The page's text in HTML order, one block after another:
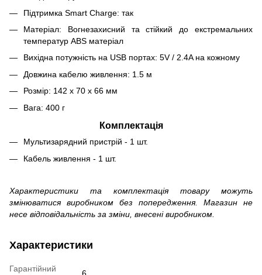
Підтримка Smart Charge: так
Матеріал: Вогнезахисний та стійкий до екстремальних
температур ABS матеріал
Вихідна потужність на USB портах: 5V / 2.4A на кожному
Довжина кабелю живлення: 1.5 м
Розмір: 142 x 70 x 66 мм
Вага: 400 г
Комплектація
Мультизарядний пристрій - 1 шт.
Кабель живлення - 1 шт.
Характеристики та комплектація товару можуть
змінюватися виробником без попередження. Магазин не
несе відповідальність за зміни, внесені виробником.
Характеристики
Гарантійний